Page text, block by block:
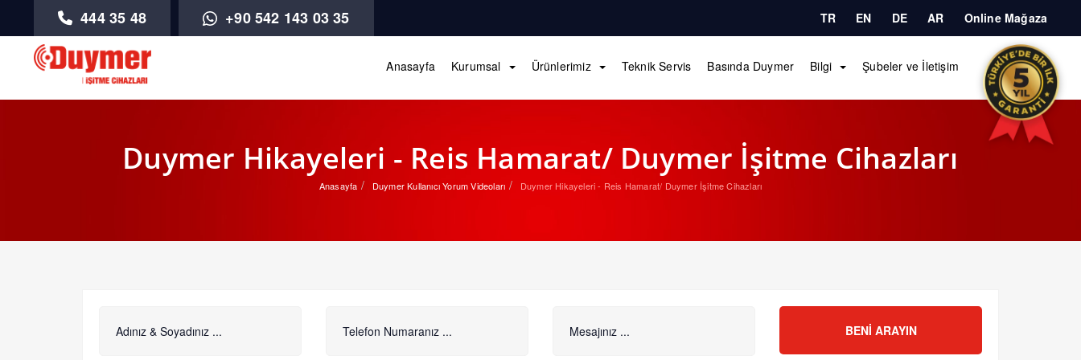
444 35 48 +90 542 143 03 35 Online Mağaza
AR
DE
EN
TR
Anasayfa Kurumsal Ürünlerimiz Teknik Servis Basında Duymer Bilgi Şubeler ve İletişim
Duymer Hikayeleri - Reis Hamarat/ Duymer İşitme Cihazları
Anasayfa Duymer Kullanıcı Yorum Videoları Duymer Hikayeleri - Reis Hamarat/ Duymer İşitme Cihazları
BENI ARAYIN